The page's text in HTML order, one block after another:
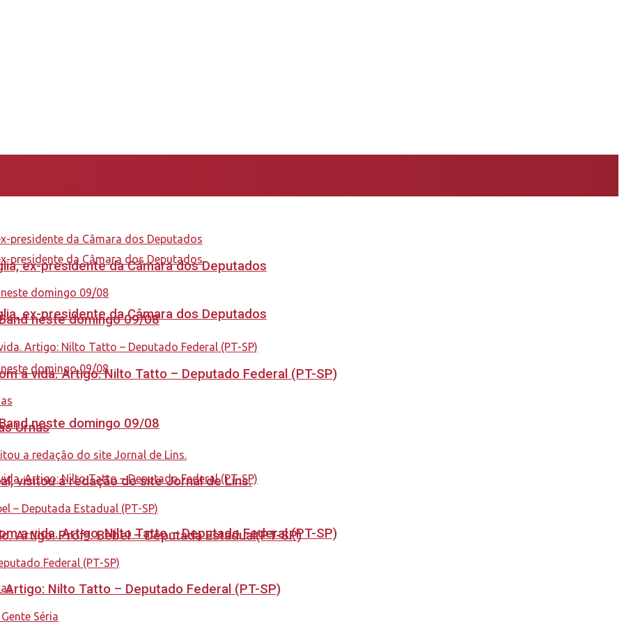
ex-presidente da Câmara dos Deputados
neste domingo 09/08
a vida. Artigo: Nilto Tatto – Deputado Federal (PT-SP)
ex-presidente da Câmara dos Deputados
neste domingo 09/08
a vida. Artigo: Nilto Tatto – Deputado Federal (PT-SP)
Urnas
visitou a redação do site Jornal de Lins.
Artigo: Profª. Bebel – Deputada Estadual(PT-SP)
Nilto Tatto – Deputado Federal (PT-SP)